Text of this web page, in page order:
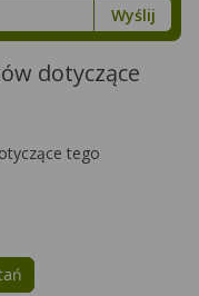
Wyślij
dotyczące
tego
Spironol